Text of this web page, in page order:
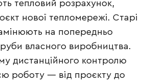
тепловий розрахунок,
нової тепломережі. Старі
на попередньо
власного виробництва.
дистанційного контролю
роботу — від проєкту до